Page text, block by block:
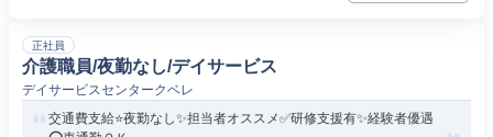
正社員
介護職員/夜勤なし/デイサービス
デイサービスセンタークベレ
交通費支給⭐️夜勤なし✨担当者オススメ✅️研修支援有✨経験者優遇